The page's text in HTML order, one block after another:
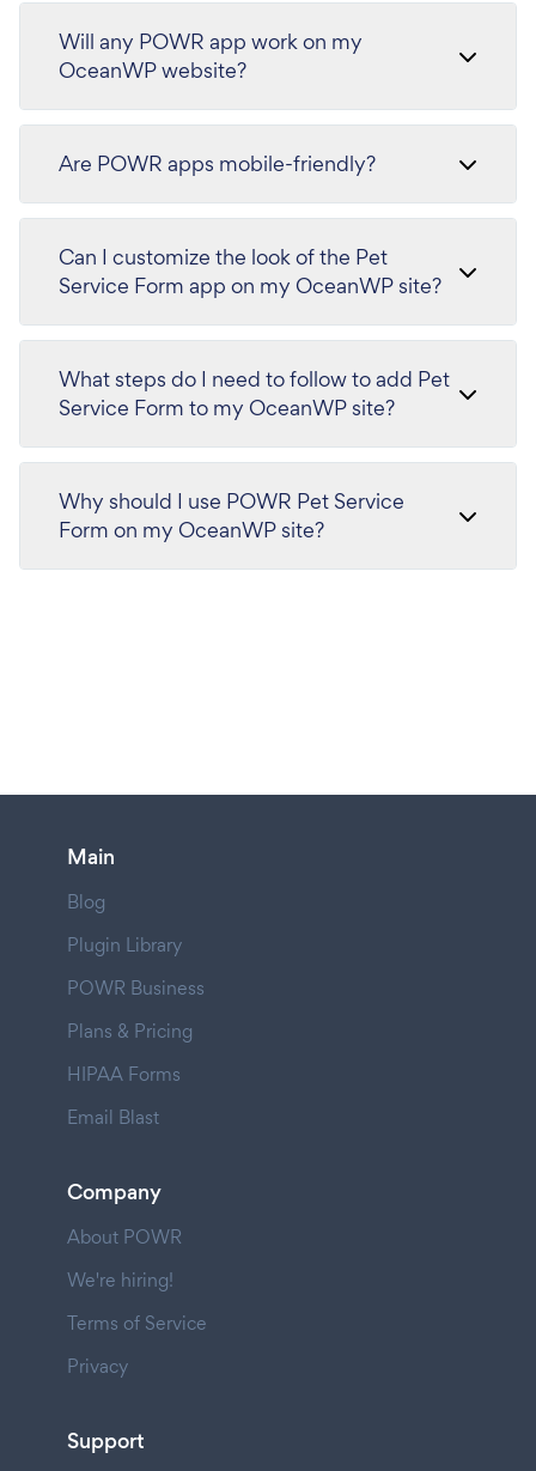
Will any POWR app work on my
OceanWP website?
Are POWR apps mobile-friendly?
Can I customize the look of the Pet
Service Form app on my OceanWP site?
What steps do I need to follow to add Pet
Service Form to my OceanWP site?
Why should I use POWR Pet Service
Form on my OceanWP site?
Main
Blog
Plugin Library
POWR Business
Plans & Pricing
HIPAA Forms
Email Blast
Company
About POWR
We're hiring!
Terms of Service
Privacy
Support